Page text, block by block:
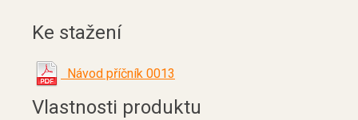
Ke stažení
Návod příčník 0013
Vlastnosti produktu